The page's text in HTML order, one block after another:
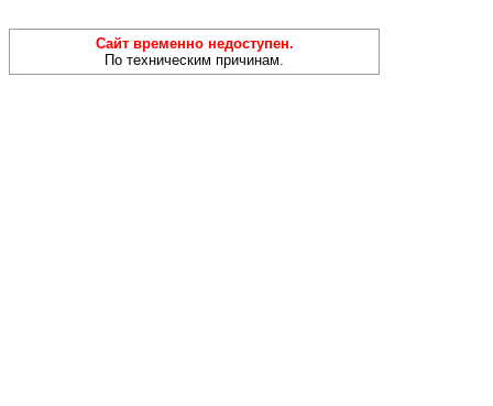
Сайт временно недоступен.
По техническим причинам.